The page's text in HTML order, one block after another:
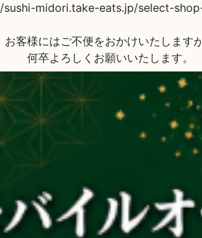
sushi-midori.take-eats.jp/select-
お客様にはご不便をおかけいたしますが